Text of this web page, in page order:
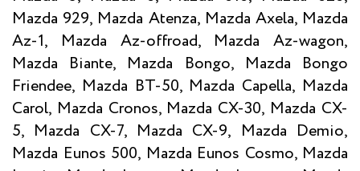
Mazda 929, Mazda Atenza, Mazda Axela, Mazda
Az-1, Mazda Az-offroad, Mazda Az-wagon,
Mazda Biante, Mazda Bongo, Mazda Bongo
Friendee, Mazda BT-50, Mazda Capella, Mazda
Carol, Mazda Cronos, Mazda CX-30, Mazda CX-
5, Mazda CX-7, Mazda CX-9, Mazda Demio,
Mazda Eunos 500, Mazda Eunos Cosmo, Mazda